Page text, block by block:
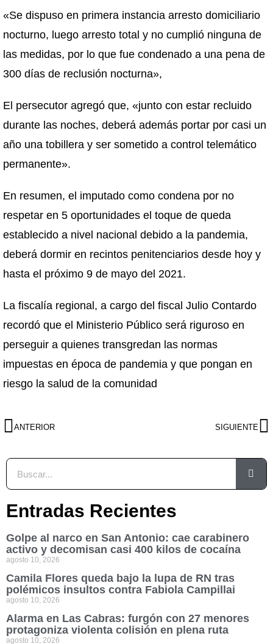
«Se dispuso en primera instancia arresto domiciliario
nocturno, luego arresto total y no cumplió ninguna de
las medidas, por lo que fue condenado a una pena de
300 días de reclusión nocturna»,
El persecutor agregó que, «junto con estar recluido
durante las noches, deberá además portar por casi un
año una tobillera y ser sometido a control telemático
permanente».
En resumen, el imputado como condena por no
respetar en 5 oportunidades el toque de queda
establecido a nivel nacional debido a la pandemia,
deberá dormir en recintos penitenciarios desde hoy y
hasta el próximo 9 de mayo del 2021.
La fiscalía regional, a cargo del fiscal Julio Contardo
recordó que el Ministerio Público será riguroso en
perseguir a quienes transgredan las normas
impuestas en época de pandemia y que pongan en
riesgo la salud de la comunidad
ANTERIOR SIGUIENTE
Entradas Recientes
Golpe al narco en San Antonio: cae carabinero
activo y decomisan casi 400 kilos de cocaína
agosto 10, 2026
Camila Flores queda bajo la lupa de RN tras
polémicos insultos contra Fabiola Campillai
agosto 10, 2026
Alarma en Las Cabras: furgón con 27 menores
protagoniza violenta colisión en plena ruta
agosto 10, 2026